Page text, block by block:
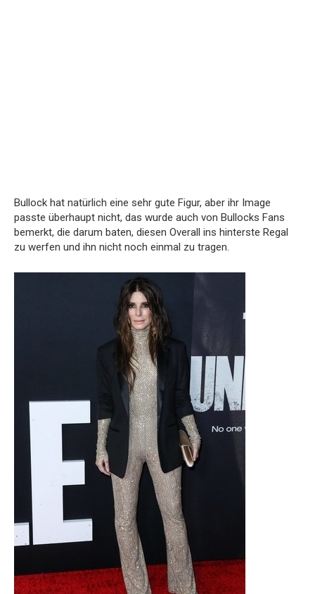
Bullock hat natürlich eine sehr gute Figur, aber ihr Image
passte überhaupt nicht, das wurde auch von Bullocks Fans
bemerkt, die darum baten, diesen Overall ins hinterste Regal
zu werfen und ihn nicht noch einmal zu tragen.